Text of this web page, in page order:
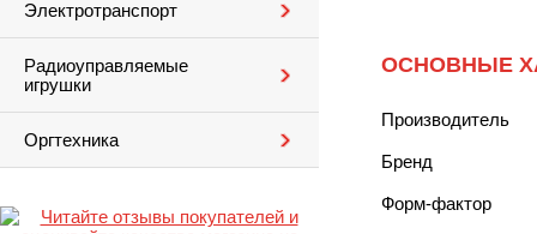
Электротранспорт
Радиоуправляемые
игрушки
Оргтехника
ОСНОВНЫЕ
Производитель
Бренд
Форм-фактор